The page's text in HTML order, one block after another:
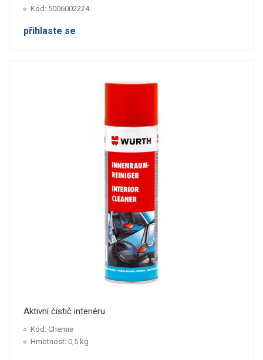
Kód: 5006002224
přihlaste se
Aktivní čistič interiéru
Kód: Chemie
Hmotnost: 0,5 kg